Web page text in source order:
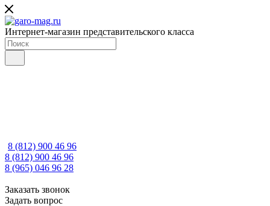
Интернет-магазин представительского класса
8 (812) 900 46 96
8 (812) 900 46 96
8 (965) 046 96 28
Заказать звонок
Задать вопрос